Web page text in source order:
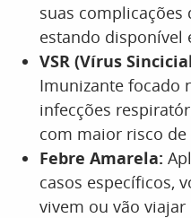
suas complicações
estando disponível
VSR (Vírus
Imunizante focado
infecções
com maior risco
Febre Amarela:
casos específicos,
vivem ou vão viajar